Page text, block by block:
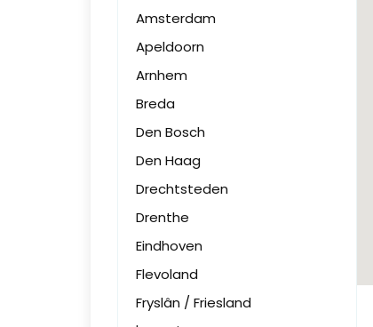
Amsterdam
Apeldoorn
Arnhem
Breda
Den Bosch
Den Haag
Drechtsteden
Drenthe
Eindhoven
Flevoland
Fryslân / Friesland